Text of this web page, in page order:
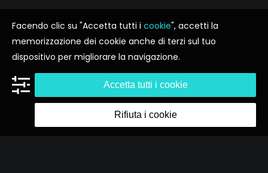
Facendo clic su "Accetta tutti i cookie", accetti la
memorizzazione dei cookie anche di terzi sul tuo
dispositivo per migliorare la navigazione.
Accetta tutti i cookie
Rifiuta i cookie